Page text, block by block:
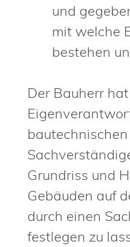
und
mit welche
bestehen
Der Bauherr
Grundriss und
Gebäuden auf
durch einen
festlegen zu